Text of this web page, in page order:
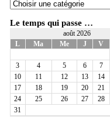
Le temps qui passe …
août 2026
L
Ma Me J V
3
4 5 6 7
10
11 12 13 14
17
18 19 20 21
24
25 26 27 28
31